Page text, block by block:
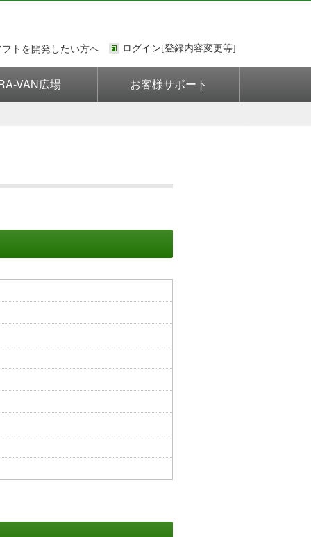
トを開発したい方へ
VAN広場 お客様サポート